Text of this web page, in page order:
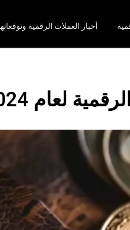
أخبار العملات الرقمية